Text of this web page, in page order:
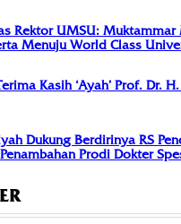
Rektor UMSU:
Menuju World Class
Kasih ‘Ayah’ Prof. Dr.
Dukung Berdirinya RS
Prodi Dokter